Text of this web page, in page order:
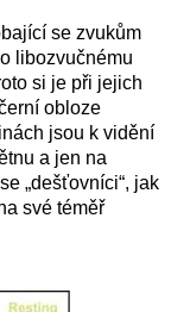
se zvukům
libozvučnému
si je při jejich
obloze
jsou k vidění
a jen na
„dešťovníci“, jak
své téměř